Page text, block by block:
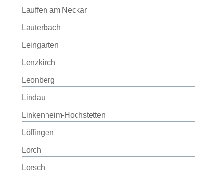
Lauffen am Neckar
Lauterbach
Leingarten
Lenzkirch
Leonberg
Lindau
Linkenheim-Hochstetten
Löffingen
Lorch
Lorsch